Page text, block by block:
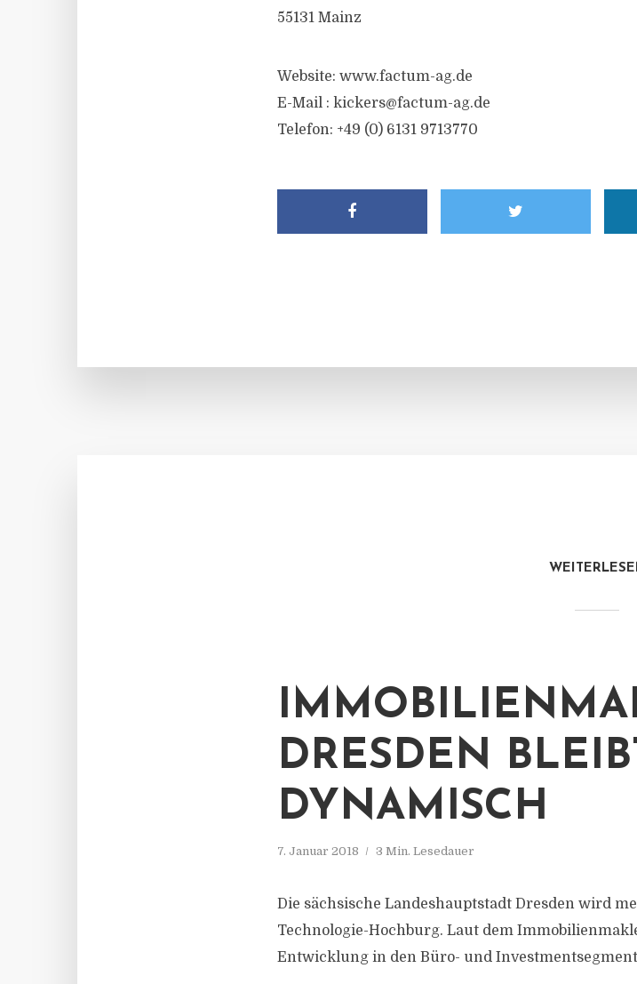
55131 Mainz
Website: www.factum-ag.de
E-Mail : kickers@factum-ag.de
Telefon: +49 (0) 6131 9713770
DRESDEN
DYNAMISCH
7. Januar 2018 3 Min. Lesedauer
Die sächsische Landeshauptstadt Dresden wird
Technologie-Hochburg. Laut dem
Entwicklung in den Büro- und